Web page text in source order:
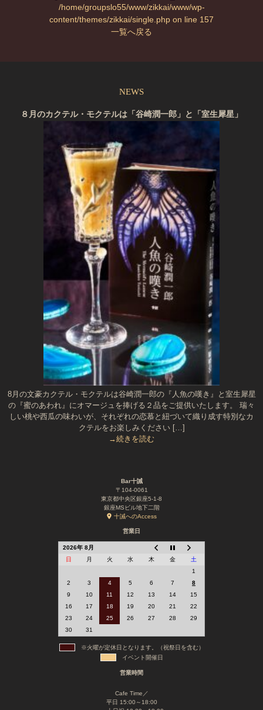
/home/groupslo55/www/zikkai/www/wp-
content/themes/zikkai/single.php on line 157
一覧へ戻る
NEWS
８月のカクテル・モクテルは「谷崎潤一郎」と「室生犀星」
8月の文豪カクテル・モクテルは谷崎潤一郎の『人魚の嘆き』と室生犀星
の『蜜のあわれ』にオマージュを捧げる２品をご提供いたします。 瑞々
しい桃や西瓜の味わいが、それぞれの恋慕と紐づいて織り成す特別なカ
クテルをお楽しみください […]
→続きを読む
Bar十誡
〒104-0061
東京都中央区銀座5-1-8
銀座MSビル地下二階
十誡へのAccess
営業日
2026年 8月
日
月 火 水 木 金
土
1
2
3 4 5 6 7
8
9
10 11 12 13 14
15
16
17 18 19 20 21
22
23
24 25 26 27 28
29
30
31
※火曜が定休日となります。（祝祭日を含む）
イベント開催日
営業時間
Cafe Time／
平日 15:00～18:00